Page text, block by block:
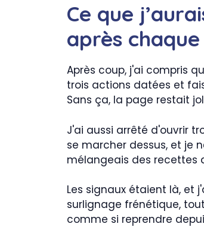
Ce que
après
Après coup, j'ai compris
trois actions datées et
Sans ça, la page restait
J'ai aussi arrêté d'ouvrir
se marcher dessus, et je
mélangeais des recettes
Les signaux étaient là, et
surlignage frénétique,
comme si reprendre